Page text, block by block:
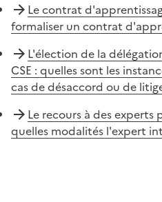
Le contrat
formaliser un contrat
L'élection de la
CSE : quelles sont les
cas de désaccord ou de
Le recours à des experts
quelles modalités l'expert